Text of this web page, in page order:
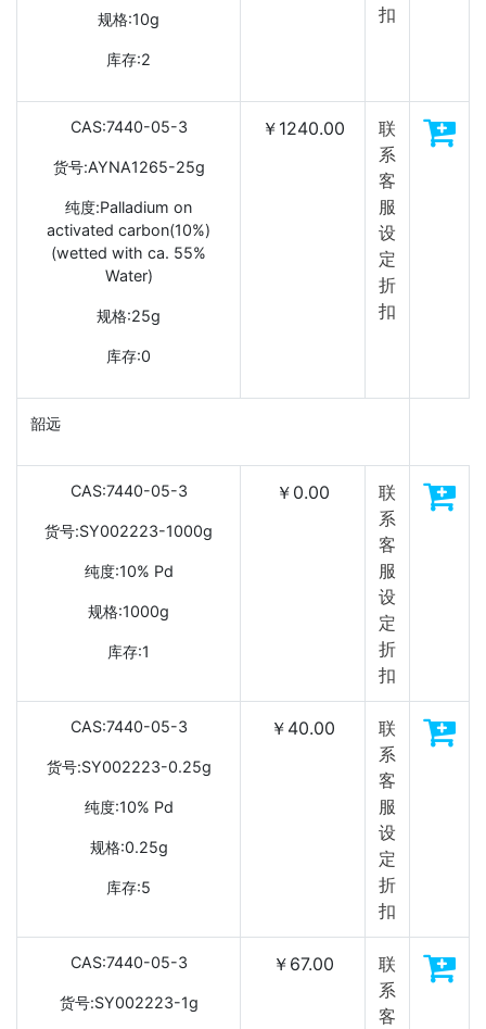
规格:10g
库存:2
扣
CAS:7440-05-3
货号:AYNA1265-25g
纯度:Palladium on
activated carbon(10%)
(wetted with ca. 55%
Water)
规格:25g
库存:0
￥1240.00
联
系
客
服
设
定
折
扣
韶远
CAS:7440-05-3
货号:SY002223-1000g
纯度:10% Pd
规格:1000g
库存:1
￥0.00
联
系
客
服
设
定
折
扣
CAS:7440-05-3
货号:SY002223-0.25g
纯度:10% Pd
规格:0.25g
库存:5
￥40.00
联
系
客
服
设
定
折
扣
CAS:7440-05-3
货号:SY002223-1g
￥67.00
联
系
客